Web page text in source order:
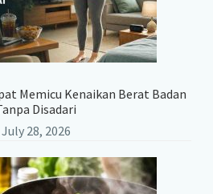
Memicu Kenaikan Berat Badan
Disadari
July 28, 2026